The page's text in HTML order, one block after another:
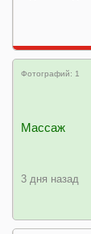
Фотографий: 1
Массаж
3 дня назад